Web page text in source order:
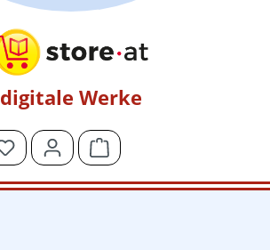
digitale Werke
Du hast 0 Produkte auf dem Merkzettel
Warenkorb enthält 0